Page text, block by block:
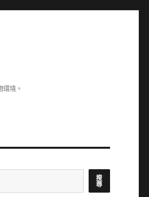
境。
搜
尋